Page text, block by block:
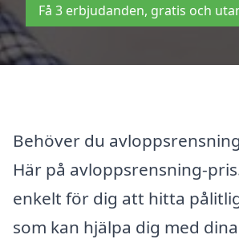
Få 3 erbjudanden, gratis och
Behöver du
Här på avloppsrensning-
enkelt för dig att hitta
som kan hjälpa dig med